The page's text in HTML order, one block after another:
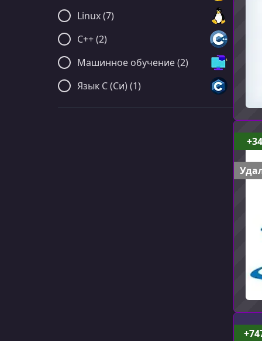
Linux (7)
C++ (2)
Машинное обучение (2)
Язык C (Си) (1)
+34